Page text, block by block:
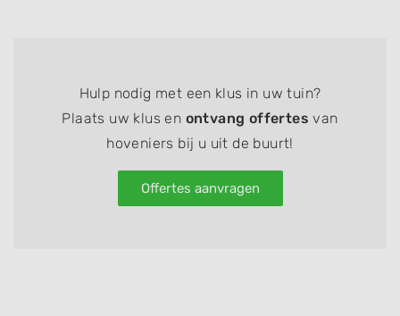
Hulp nodig met een klus in uw tuin?
Plaats uw klus en ontvang offertes van
hoveniers bij u uit de buurt!
Offertes aanvragen